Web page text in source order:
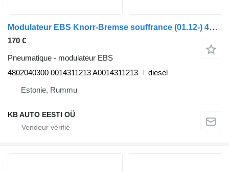
Modulateur EBS Knorr-Bremse souffrance (01.12-) 4802040300 pour camion Mercedes-Benz Actros MP4 Antos Arocs (2012-)
170 €
Pneumatique - modulateur EBS
4802040300 0014311213 A0014311213
diesel
Estonie, Rummu
KB AUTO EESTI OÜ